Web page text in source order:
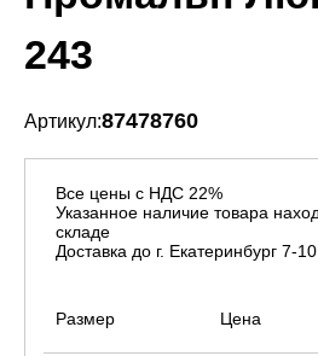
243
Артикул:87478760
Все цены с НДС 22%
Указанное наличие товара
складе
Доставка до г. Екатеринбург 7-
Размер Цена